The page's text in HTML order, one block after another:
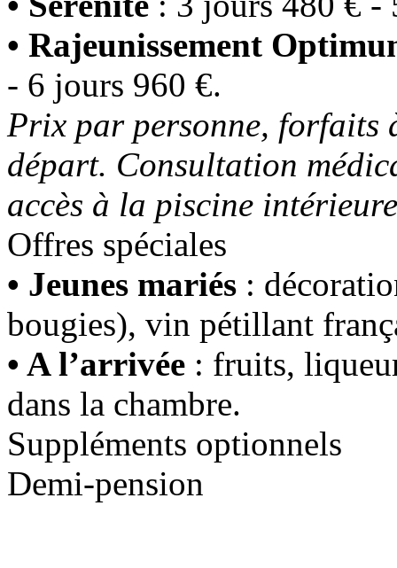
• Rajeunissement
- 6 jours 960 €.
Prix par personne, forfaits
départ. Consultation
accès à la piscine
Offres spéciales
• Jeunes mariés :
bougies), vin pétillant
• A l’arrivée : fruits,
dans la chambre.
Suppléments optionnels
Demi-pension